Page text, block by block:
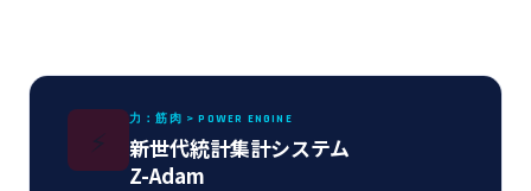
⚡
力：筋肉 > POWER ENGINE
新世代統計集計システム
Z-Adam